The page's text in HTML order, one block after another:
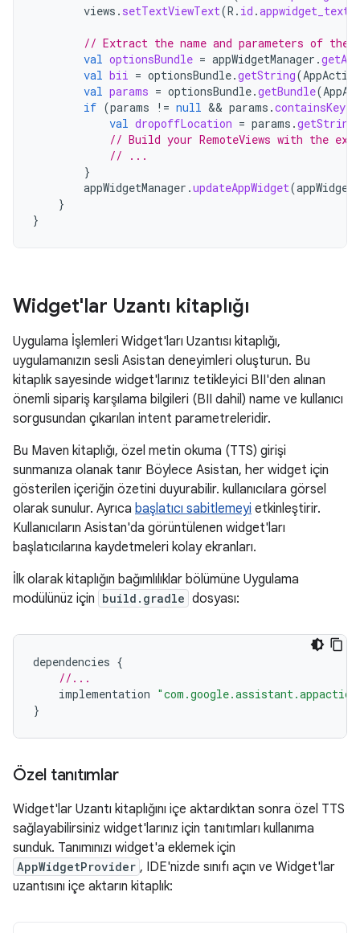
views . setTextViewText(R . id .appwidget_text
// Extract the name and parameters of
val optionsBundle = appWidgetManager .
val bii = optionsBundle.getString(
val params = optionsBundle.getBundle(
if (params != null && params .containsKey
val dropoffLocation = params .getString
// Build your RemoteViews with the
// ...
}
appWidgetManager .updateAppWidget(
}
}
Widget'lar Uzantı kitaplığı
Uygulama İşlemleri Widget'ları Uzantısı kitaplığı,
uygulamanızın sesli Asistan deneyimleri oluşturun. Bu
kitaplık sayesinde widget'larınız tetikleyici BII'den alınan
önemli sipariş karşılama bilgileri (BII dahil) name ve kullanıcı
sorgusundan çıkarılan intent parametreleridir.
Bu Maven kitaplığı, özel metin okuma (TTS) girişi
sunmanıza olanak tanır Böylece Asistan, her widget için
gösterilen içeriğin özetini duyurabilir. kullanıcılara görsel
olarak sunulur. Ayrıca başlatıcı sabitlemeyi etkinleştirir.
Kullanıcıların Asistan'da görüntülenen widget'ları
başlatıcılarına kaydetmeleri kolay ekranları.
İlk olarak kitaplığın bağımlılıklar bölümüne Uygulama
modülünüz için build.gradle dosyası:
dependencies {
//...
implementation
}
Özel tanıtımlar
Widget'lar Uzantı kitaplığını içe aktardıktan sonra özel TTS
sağlayabilirsiniz widget'larınız için tanıtımları kullanıma
sunduk. Tanımınızı widget'a eklemek için
AppWidgetProvider , IDE'nizde sınıfı açın ve Widget'lar
uzantısını içe aktarın kitaplık: